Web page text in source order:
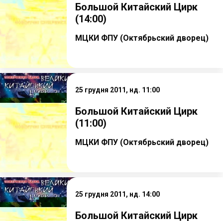
Большой Китайский Цирк
(14:00)
МЦКИ ФПУ (Октябрьский дворец)
25 грудня 2011, нд. 11:00
Большой Китайский Цирк
(11:00)
МЦКИ ФПУ (Октябрьский дворец)
25 грудня 2011, нд. 14:00
Большой Китайский Цирк